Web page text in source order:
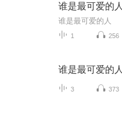
谁是最可爱的人
谁是最可爱的人
1 256
谁是最可爱的人
3 373